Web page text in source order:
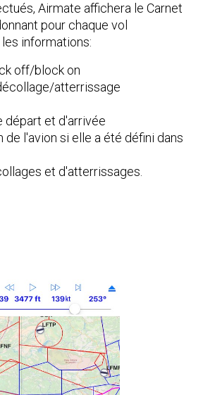
Airmate affichera le Carnet
pour chaque vol
informations:
off/block on
atterrissage
départ et d'arrivée
de l'avion si elle a été défini dans
et d'atterrissages.